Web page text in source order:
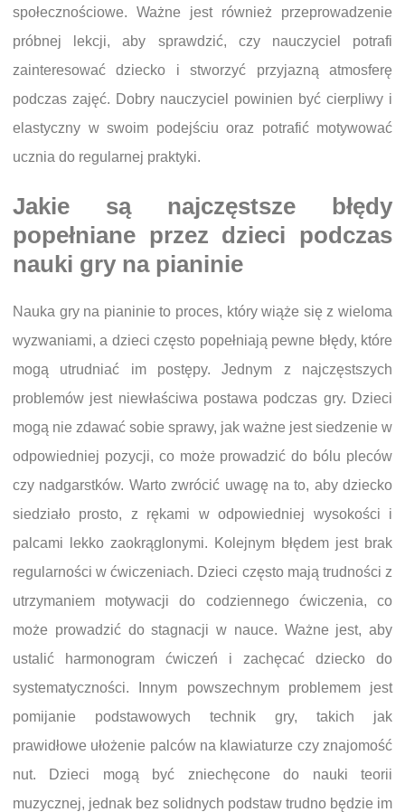
społecznościowe. Ważne jest również przeprowadzenie
próbnej lekcji, aby sprawdzić, czy nauczyciel potrafi
zainteresować dziecko i stworzyć przyjazną atmosferę
podczas zajęć. Dobry nauczyciel powinien być cierpliwy i
elastyczny w swoim podejściu oraz potrafić motywować
ucznia do regularnej praktyki.
Jakie są najczęstsze błędy
popełniane przez dzieci podczas
nauki gry na pianinie
Nauka gry na pianinie to proces, który wiąże się z wieloma
wyzwaniami, a dzieci często popełniają pewne błędy, które
mogą utrudniać im postępy. Jednym z najczęstszych
problemów jest niewłaściwa postawa podczas gry. Dzieci
mogą nie zdawać sobie sprawy, jak ważne jest siedzenie w
odpowiedniej pozycji, co może prowadzić do bólu pleców
czy nadgarstków. Warto zwrócić uwagę na to, aby dziecko
siedziało prosto, z rękami w odpowiedniej wysokości i
palcami lekko zaokrąglonymi. Kolejnym błędem jest brak
regularności w ćwiczeniach. Dzieci często mają trudności z
utrzymaniem motywacji do codziennego ćwiczenia, co
może prowadzić do stagnacji w nauce. Ważne jest, aby
ustalić harmonogram ćwiczeń i zachęcać dziecko do
systematyczności. Innym powszechnym problemem jest
pomijanie podstawowych technik gry, takich jak
prawidłowe ułożenie palców na klawiaturze czy znajomość
nut. Dzieci mogą być zniechęcone do nauki teorii
muzycznej, jednak bez solidnych podstaw trudno będzie im